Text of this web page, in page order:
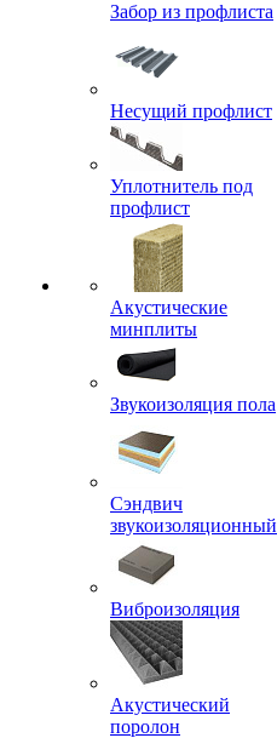
Забор из профлиста
Несущий профлист
Уплотнитель под
профлист
Акустические
минплиты
Звукоизоляция пола
Сэндвич
звукоизоляционный
Виброизоляция
Акустический
поролон